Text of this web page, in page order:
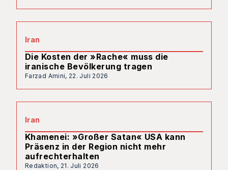
Iran
Die Kosten der »Rache« muss die
iranische Bevölkerung tragen
Farzad Amini, 22. Juli 2026
Iran
Khamenei: »Großer Satan« USA kann
Präsenz in der Region nicht mehr
aufrechterhalten
Redaktion, 21. Juli 2026